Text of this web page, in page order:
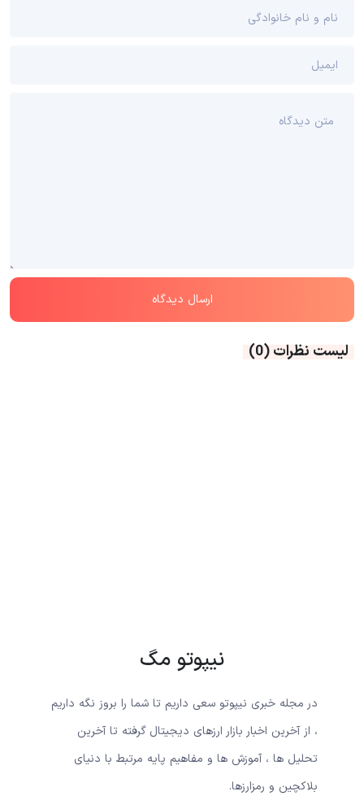
لیست نظرات(0)
نیپوتو مگ
در مجله خبری نیپوتو سعی داریم تا شما را بروز نگه داریم
، از آخرین اخبار بازار ارزهای دیجیتال گرفته تا آخرین
تحلیل ها ، آموزش ها و مفاهیم پایه مرتبط با دنیای
بلاکچین و رمزارزها.